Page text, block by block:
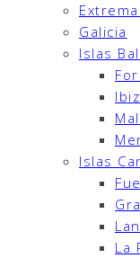
Galicia
Islas
Islas
La